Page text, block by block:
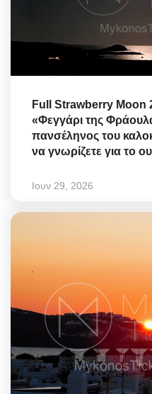
Full Strawberry Moon
«Φεγγάρι της
πανσέληνος του
να γνωρίζετε για το
Ιουν 29, 2026